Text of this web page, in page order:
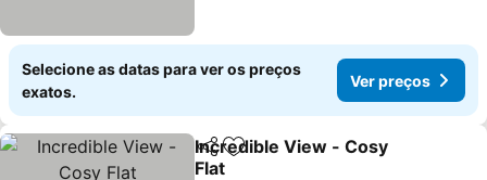
Selecione as datas para ver os preços
exatos.
Ver preços
PartilharAdicionar aos favoritos
Incredible View - Cosy
Flat